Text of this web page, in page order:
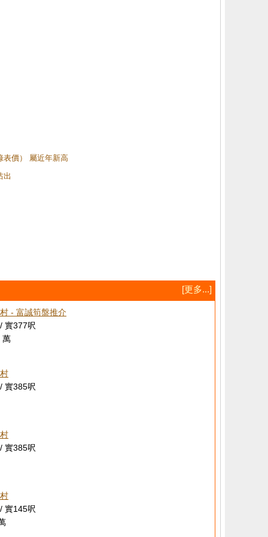
表價） 屬近年新高
出
[更多...]
- 富誠筍盤推介
實377呎
萬
實385呎
實385呎
實145呎